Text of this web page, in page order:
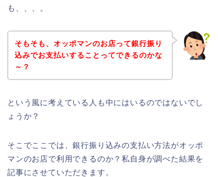
も、、、。
そもそも、オッポマンのお店って銀行振り
込みでお支払いすることってできるのかな
～？
という風に考えている人も中にはいるのではないでし
ょうか？
そこでここでは、銀行振り込みの支払い方法がオッポ
マンのお店で利用できるのか？私自身が調べた結果を
記事にさせていただきます。